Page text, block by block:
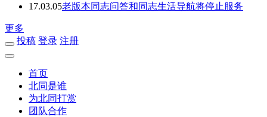
17.03.05老版本同志问答和同志生活导航将停止服务
更多
投稿 登录 注册
首页
北同是谁
为北同打赏
团队合作